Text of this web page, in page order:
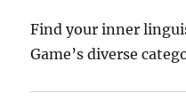
Find your inner
Game’s diverse